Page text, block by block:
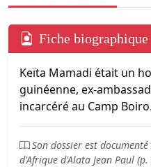
Fiche biographique
Keïta Mamadi était un
guinéenne, ex-
incarcéré au Camp Boiro.
Son dossier est
d'Afrique d'Alata Jean Paul